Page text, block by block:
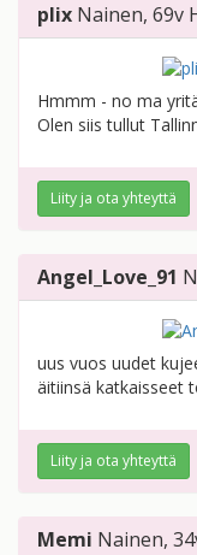
plix Nainen, 69v
Hmmm - no ma
Olen siis tullut
Liity ja ota yhteyttä
Angel_Love_91
uus vuos uudet
äitiinsä katkaisseet
Liity ja ota yhteyttä
Memi Nainen,